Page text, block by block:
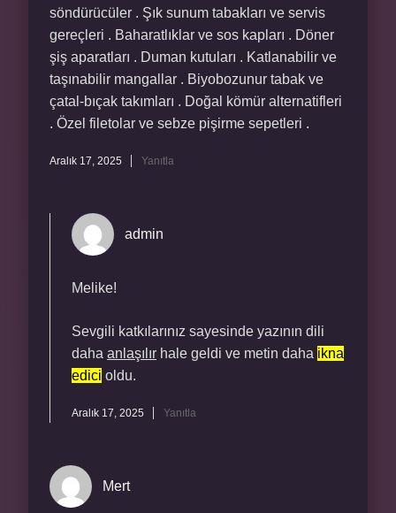
söndürücüler . Şık sunum tabakları ve servis
gereçleri . Baharatlıklar ve sos kapları . Döner
şiş aparatları . Duman kutuları . Katlanabilir ve
taşınabilir mangallar . Biyobozunur tabak ve
çatal-bıçak takımları . Doğal kömür alternatifleri
. Özel filetolar ve sebze pişirme sepetleri .
Aralık 17, 2025 Yanıtla
admin
Melike!
Sevgili katkılarınız sayesinde yazının dili
daha anlaşılır hale geldi ve metin daha ikna
edici oldu.
Aralık 17, 2025 Yanıtla
Mert